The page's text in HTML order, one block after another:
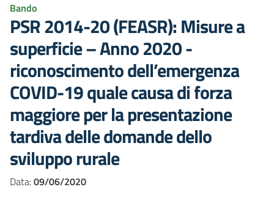
Bando
PSR 2014-20 (FEASR): Misure a
superficie – Anno 2020 -
riconoscimento dell’emergenza
COVID-19 quale causa di forza
maggiore per la presentazione
tardiva delle domande dello
sviluppo rurale
Data:09/06/2020